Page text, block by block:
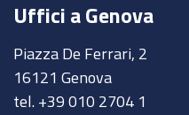
Uffici a Genova
Piazza De Ferrari, 2
16121 Genova
tel. +39 010 2704 1